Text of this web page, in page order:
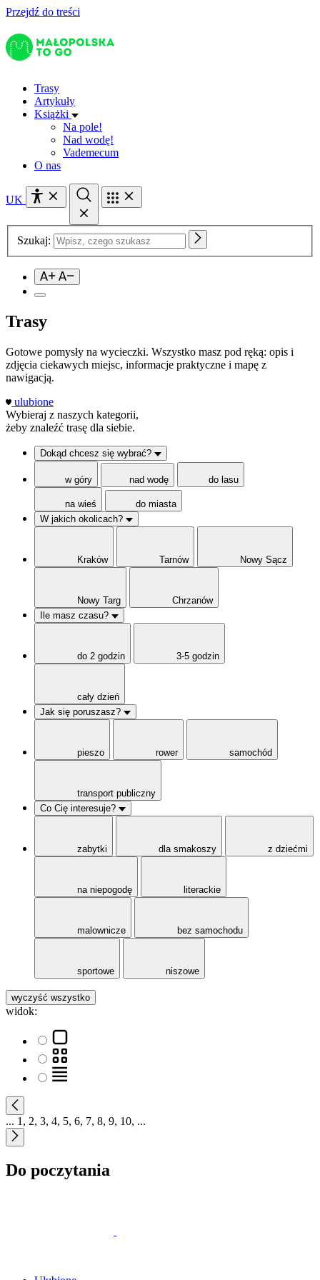
Przejdź do treści
Trasy
Artykuły
Książki
Na pole!
Nad wodę!
Vademecum
O nas
UK
Szukaj:
Trasy
Gotowe pomysły na wycieczki. Wszystko masz pod ręką: opis i
zdjęcia ciekawych miejsc, informacje praktyczne i mapę z
nawigacją.
ulubione
Wybieraj z naszych kategorii,
żeby znaleźć trasę dla siebie.
Dokąd chcesz się wybrać?
w góry nad wodę do lasu
na wieś
do miasta
W jakich okolicach?
Kraków Tarnów Nowy Sącz
Nowy Targ
Chrzanów
Ile masz czasu?
do 2 godzin 3-5 godzin
cały dzień
Jak się poruszasz?
pieszo rower samochód
transport publiczny
Co Cię interesuje?
zabytki dla smakoszy z dziećmi
na niepogodę literackie
malownicze bez samochodu
sportowe niszowe
wyczyść wszystko
widok:
... 1 , 2, 3, 4, 5, 6, 7, 8, 9, 10, ...
Do poczytania